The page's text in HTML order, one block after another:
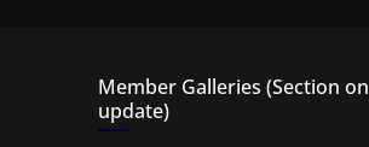
Member Galleries (Section on
update)